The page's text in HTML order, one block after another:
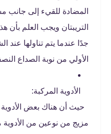
المضادة للقيء إلى جانب
التريبتان ويجب العلم بأن
جدًا عندما يتم تناولها عند
الأولي من نوبة الصداع
الأدوية المركبة:
حيث أن هناك بعض
مزيج من نوعين من الأدوية